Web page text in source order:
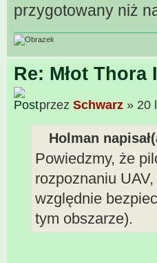
przygotowany niż
Re: Młot Thora
przez Schwarz » 20
Holman
Powiedzmy, że
rozpoznaniu
względnie
tym obszarze).